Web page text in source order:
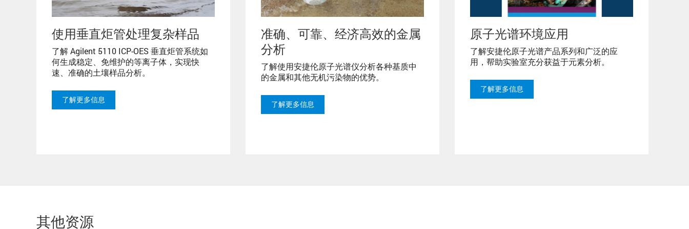
使用垂直炬管处理复杂样品
了解 Agilent 5110 ICP-OES 垂直炬管系统如
何生成稳定、免维护的等离子体，实现快
速、准确的土壤样品分析。
了解更多信息
准确、可靠、经济高效的金属
分析
了解使用安捷伦原子光谱仪分析各种基质中
的金属和其他无机污染物的优势。
了解更多信息
原子光谱环境应用
了解安捷伦原子光谱产品系列和广泛的应
用，帮助实验室充分获益于元素分析。
了解更多信息
其他资源